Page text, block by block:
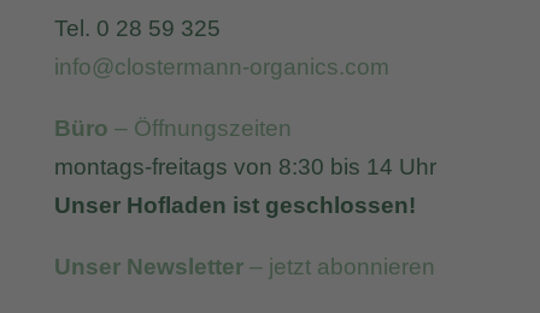
Tel. 0 28 59 325
info@clostermann-organics.com
Büro – Öffnungszeiten
montags-freitags von 8:30 bis 14 Uhr
Unser Hofladen ist geschlossen!
Unser Newsletter– jetzt abonnieren